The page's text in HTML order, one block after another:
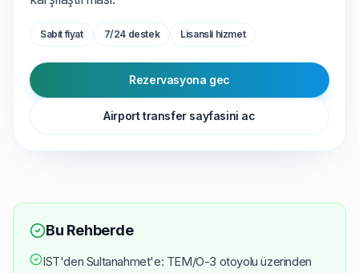
Sabit fiyat 7/24 destek Lisansli hizmet
Rezervasyona gec
Airport transfer sayfasini ac
Bu Rehberde
IST'den Sultanahmet'e: TEM/O-3 otoyolu üzerinden